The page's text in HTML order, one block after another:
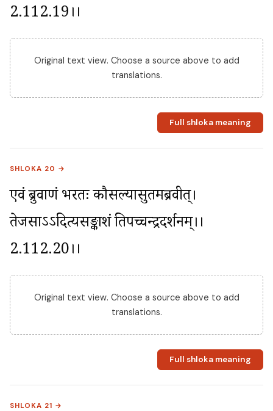
2.112.19।।
Original text view. Choose a source above to add
translations.
Full shloka meaning
SHLOKA 20 →
एवं ब्रुवाणं भरतः कौसल्यासुतमब्रवीत्।
तेजसाऽऽदित्यसङ्काशं प्रतिपच्चन्द्रदर्शनम्।।
2.112.20।।
Original text view. Choose a source above to add
translations.
Full shloka meaning
SHLOKA 21 →